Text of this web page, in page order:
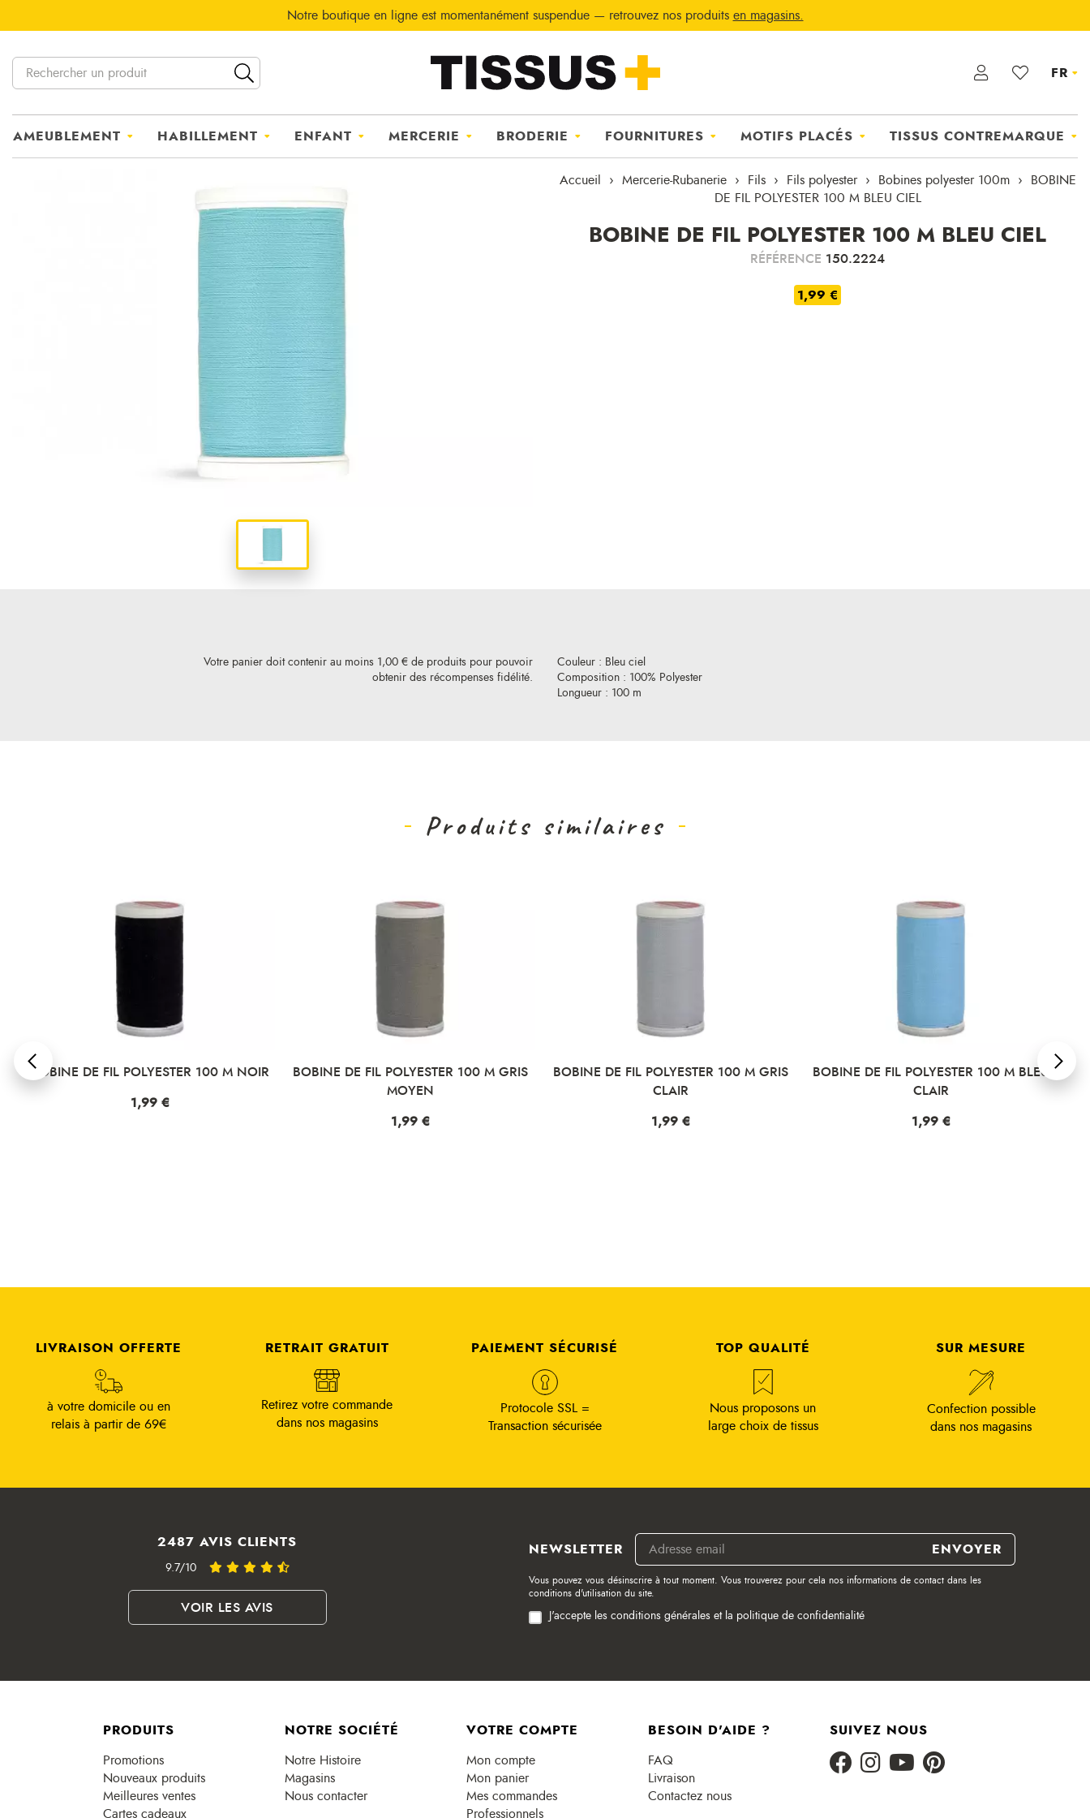
Notre boutique en ligne est momentanément suspendue — retrouvez nos produits en magasins.
FR
AMEUBLEMENT HABILLEMENT ENFANT MERCERIE BRODERIE FOURNITURES MOTIFS PLACÉS TISSUS CONTREMARQUE
Accueil Mercerie-Rubanerie Fils Fils polyester Bobines polyester 100m
BOBINE
DE FIL POLYESTER 100 M BLEU CIEL
BOBINE DE FIL POLYESTER 100 M BLEU CIEL
RÉFÉRENCE 150.2224
1,99 €
Votre panier doit contenir au moins 1,00 € de produits pour pouvoir
obtenir des récompenses fidélité.
Couleur : Bleu ciel
Composition : 100% Polyester
Longueur : 100 m
Produits similaires
BOBINE DE FIL POLYESTER 100 M NOIR
Prix
1,99 €
BOBINE DE FIL POLYESTER 100 M GRIS
MOYEN
Prix
1,99 €
BOBINE DE FIL POLYESTER 100 M GRIS
CLAIR
Prix
1,99 €
BOBINE DE FIL POLYESTER 100 M BLEU
CLAIR
Prix
1,99 €
LIVRAISON OFFERTE
à votre domicile ou en
relais à partir de 69€
RETRAIT GRATUIT
Retirez votre commande
dans nos magasins
PAIEMENT SÉCURISÉ
Protocole SSL =
Transaction sécurisée
TOP QUALITÉ
Nous proposons un
large choix de tissus
SUR MESURE
Confection possible
dans nos magasins
2487 AVIS CLIENTS
9.7/10
VOIR LES AVIS
NEWSLETTER
Vous pouvez vous désinscrire à tout moment. Vous trouverez pour cela nos informations de contact dans les
conditions d'utilisation du site.
J'accepte les conditions générales et la politique de confidentialité
PRODUITS
Promotions
Nouveaux produits
Meilleures ventes
Cartes cadeaux
NOTRE SOCIÉTÉ
Notre Histoire
Magasins
Nous contacter
VOTRE COMPTE
Mon compte
Mon panier
Mes commandes
Professionnels
BESOIN D'AIDE ?
FAQ
Livraison
Contactez nous
SUIVEZ NOUS